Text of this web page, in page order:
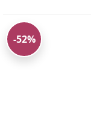
-52%